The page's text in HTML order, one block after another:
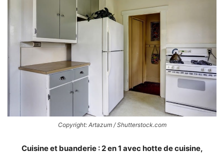
Copyright: Artazum / Shutterstock.com
Cuisine et buanderie : 2 en 1 avec hotte de cuisine,